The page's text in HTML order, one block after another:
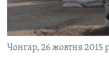
Чонгар, 26 жовтня 2015